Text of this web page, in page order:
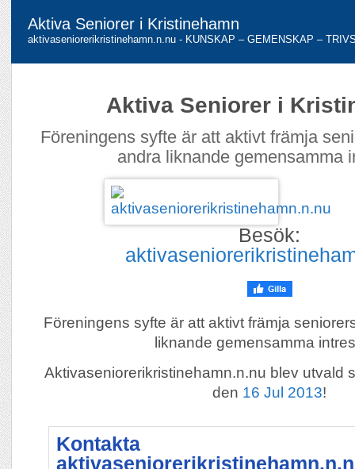
Aktiva Seniorer i Kristinehamn
aktivaseniorerikristinehamn.n.nu - KUNSKAP – GEMENSKAP –
Aktiva Seniorer i
Föreningens syfte är att aktivt främja
andra liknande gemensamma
Besök:
Föreningens syfte är att aktivt främja
liknande gemensamma
Aktivaseniorerikristinehamn.n.nu blev utvald
den 16 Jul 2013!
Kontakta